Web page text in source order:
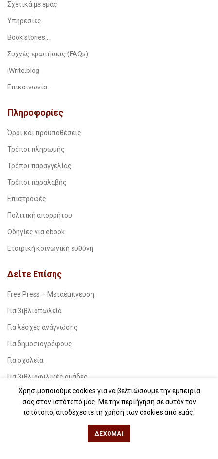
Σχετικά με εμάς
Υπηρεσίες
Book stories…
Συχνές ερωτήσεις (FAQs)
iWrite.blog
Επικοινωνία
Πληροφορίες
Όροι και προϋποθέσεις
Τρόποι πληρωμής
Τρόποι παραγγελίας
Τρόποι παραλαβής
Επιστροφές
Πολιτική απορρήτου
Οδηγίες για ebook
Εταιρική κοινωνική ευθύνη
Δείτε Επίσης
Free Press – Μεταέμπνευση
Για βιβλιοπωλεία
Για λέσχες ανάγνωσης
Για δημοσιογράφους
Για σχολεία
Για βιβλιοφιλικές ομάδες
Θεσσαλονίκη
Χρησιμοποιούμε cookies για να βελτιώσουμε την εμπειρία
σας στον ιστότοπό μας. Με την περιήγηση σε αυτόν τον
ιστότοπο, αποδέχεστε τη χρήση των cookies από εμάς.
ΔΈΧΟΜΑΙ